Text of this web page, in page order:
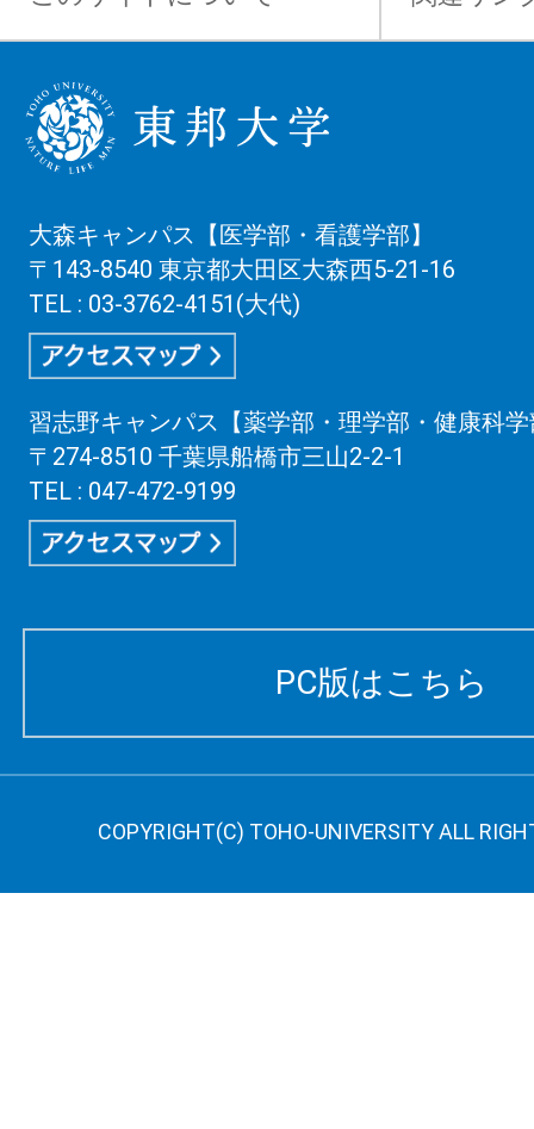
大森キャンパス【医学部・看護学部】
〒143-8540 東京都大田区大森西5-21-16
TEL : 03-3762-4151(大代)
習志野キャンパス【薬学部・理学部・健康科
〒274-8510 千葉県船橋市三山2-2-1
TEL : 047-472-9199
PC版はこちら
COPYRIGHT(C) TOHO-UNIVERSITY ALL